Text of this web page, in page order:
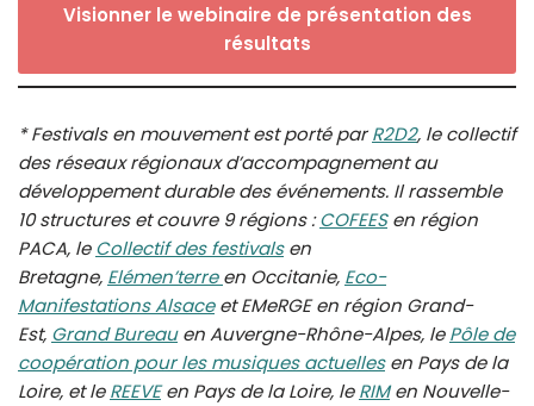
Visionner le webinaire de présentation des
résultats
* Festivals en mouvement est porté parR2D2, le collectif
des réseaux régionaux d’accompagnement au
développement durable des événements. Il rassemble
10 structures et couvre 9 régions :COFEESen région
PACA, leCollectif des festivalsen
Bretagne, Elémen’terreen Occitanie, Eco-
Manifestations Alsaceet EMeRGE en région Grand-
Est, Grand Bureauen Auvergne-Rhône-Alpes, lePôle de
coopération pour les musiques actuellesen Pays de la
Loire, et leREEVEen Pays de la Loire, leRIMen Nouvelle-